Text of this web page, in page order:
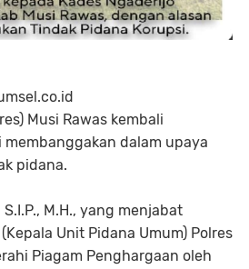
Musi Rawas kembali
dalam upaya
pidana.
S.I.P., M.H., yang menjabat
Unit Pidana Umum) Polres
Piagam Penghargaan oleh